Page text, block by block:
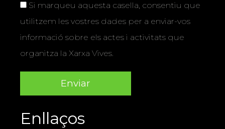
Si marqueu aquesta casella, consentiu que
utilitzem les vostres dades per a enviar-vos
informació sobre els actes i activitats que
organitza la Xarxa Vives.
Enllaços